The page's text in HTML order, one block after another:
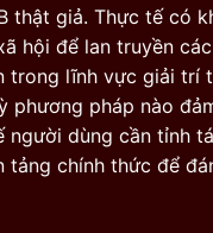
thật giả. Thực tế có
hội để lan truyền
trong lĩnh vực giải trí
phương pháp nào
người dùng cần tỉnh
tảng chính thức để